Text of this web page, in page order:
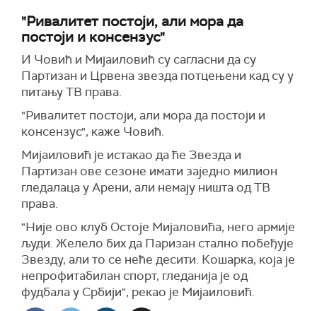
"Ривалитет постоји, али мора да
постоји и консензус"
И Човић и Мијаиловић су сагласни да су
Партизан и Црвена звезда потцењени кад су у
питању ТВ права.
"Ривалитет постоји, али мора да постоји и
консензус", каже Човић.
Мијаиловић је истакао да ће Звезда и
Партизан ове сезоне имати заједно милион
гледалаца у Арени, али немају ништа од ТВ
права.
"Није ово клуб Остоје Мијаловића, него армије
људи. Желело бих да Паризан стално побеђује
Звезду, али то се неће десити. Кошарка, која је
непрофитабилан спорт, гледанија је од
фудбала у Србији", рекао је Мијаиловић.